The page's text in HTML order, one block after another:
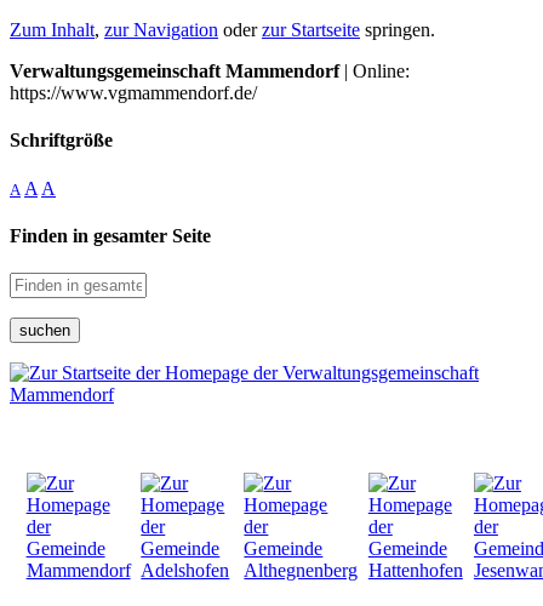
Zum Inhalt, zur Navigation oderzur Startseite springen.
Verwaltungsgemeinschaft Mammendorf| Online:
https://www.vgmammendorf.de/
Schriftgröße
A A A
Finden in gesamter Seite
suchen